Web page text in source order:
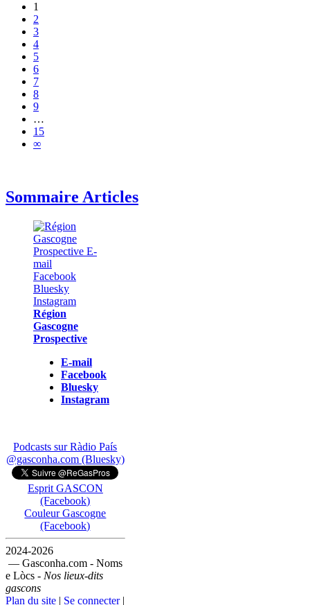
1
2
3
4
5
6
7
8
9
…
15
∞
Sommaire Articles
Région
Gascogne
Prospective
E-mail
Facebook
Bluesky
Instagram
Podcasts sur Ràdio País
@gasconha.com (Bluesky)
Esprit GASCON
(Facebook)
Couleur Gascogne
(Facebook)
2024-2026
— Gasconha.com - Noms
e Lòcs - Nos lieux-dits
gascons
Plan du site | Se connecter|